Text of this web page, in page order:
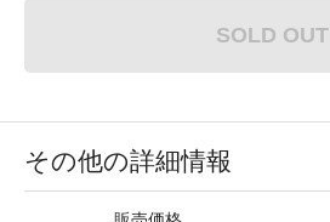
SOLD OUT
その他の詳細情報